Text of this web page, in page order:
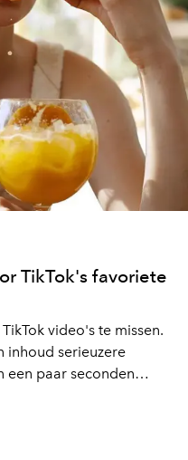
TikTok's favoriete
video's te missen.
inhoud serieuzere
een paar seconden
Onder de groeiende
van gebruikers